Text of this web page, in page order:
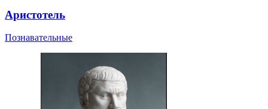
Аристотель
Познавательные